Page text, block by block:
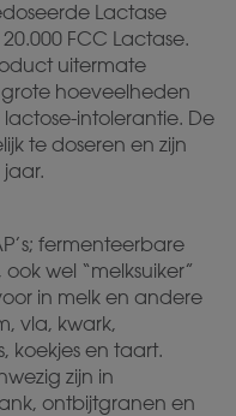
Lactase
FCC Lactase.
uitermate
hoeveelheden
intolerantie. De
te doseren en zijn
fermenteerbare
wel “melksuiker”
in melk en andere
vla, kwark,
koekjes en taart.
zijn in
ontbijtgranen en